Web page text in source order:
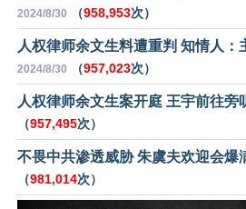
2024/8/30 （958,953次）
人权律师余文生料遭重判 知情人：
2024/8/30 （957,023次）
人权律师余文生案开庭 王宇前往旁
（957,495次）
不畏中共渗透威胁 朱虞夫欢迎会爆
（981,014次）